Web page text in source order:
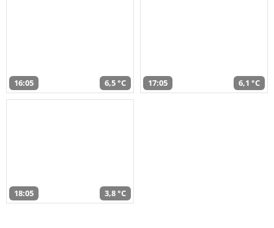
16:05 6,5 °C 17:05 6,1 °C
18:05 3,8 °C